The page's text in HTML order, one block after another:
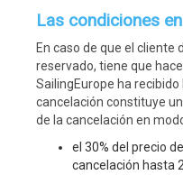
Las condiciones
En caso de que el cliente
reservado, tiene que
SailingEurope ha
cancelación constituye
de la cancelación en
el 30% del precio
cancelación hasta